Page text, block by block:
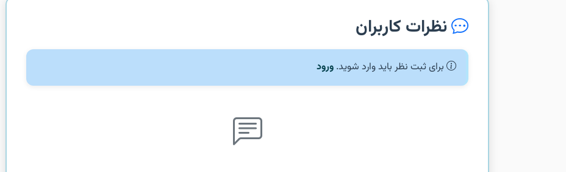
نظرات کاربران
برای ثبت نظر باید وارد شوید. ورود